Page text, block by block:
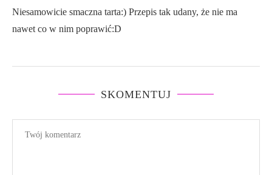
Niesamowicie smaczna tarta:) Przepis tak udany, że nie ma
nawet co w nim poprawić:D
SKOMENTUJ